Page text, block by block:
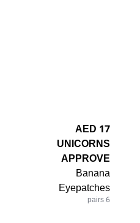
17 AED
UNICORNS
APPROVE
Banana
Eyepatches
6 pairs